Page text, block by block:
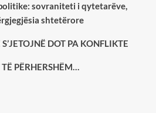
sovraniteti i qytetarëve,
shtetërore
DOT PA KONFLIKTE
PËRHERSHËM…